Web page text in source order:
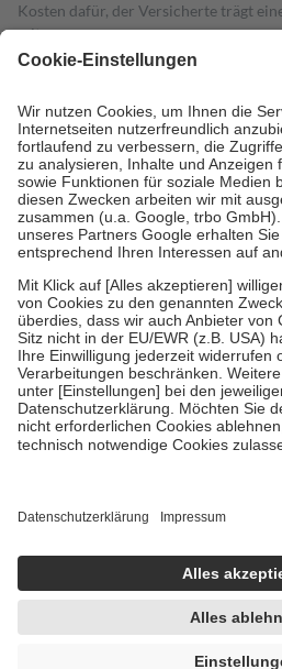
Kosten dafür, der Versicherte trägt
mit.
Grundsätzlich leisten Mitglieder
höchstens zehn Euro.
Es sind jedoch
Kosten der Leistung zu entrichten.
Diese Regeln gelten grundsätzlich
Bei Heilmitteln und häuslicher
Zuzahlung zehn Prozent der Kosten
Verordnung.
Um das Engagement der Versicherten
stärken und die besondere Stellung
fallenkeine Zuzahlungenan bei:
• Kindern und Jugendlichen bis zum
mit Ausnahme der Fahrkosten
• Untersuchungen zur Vorsorge und
GKV getragen werden
• empfohlenen Schutzimpfungen
• Harn- und Blutteststreifen
getroffen, um sicherzustellen, dass es
https://help.etrusted.com/hc/de/
Einige Bilder und Inhalte wurden